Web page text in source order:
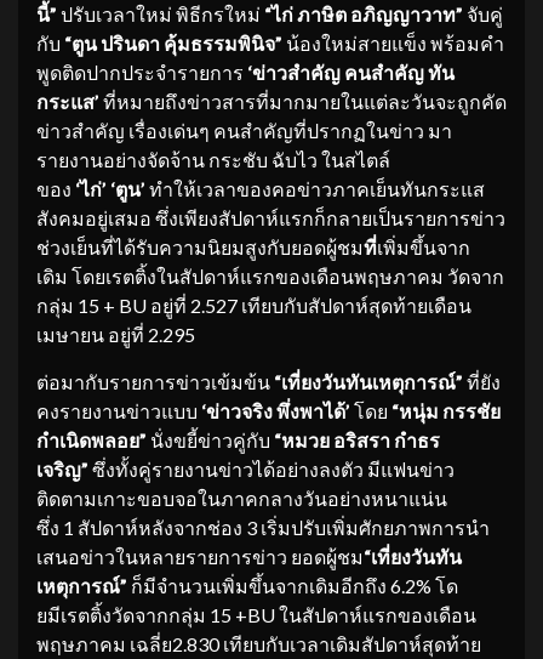
นี้” ปรับเวลาใหม่ พิธีกรใหม่ “ไก่ ภาษิต อภิญญาวาท” จับคู่
กับ “ตูน ปรินดา คุ้มธรรมพินิจ” น้องใหม่สายแข็ง พร้อมคำ
พูดติดปากประจำรายการ ‘ข่าวสำคัญ คนสำคัญ ทัน
กระแส’ ที่หมายถึงข่าวสารที่มากมายในแต่ละวันจะถูกคัด
ข่าวสำคัญ เรื่องเด่นๆ คนสำคัญที่ปรากฏในข่าว มา
รายงานอย่างจัดจ้าน กระชับ ฉับไว ในสไตล์
ของ ‘ไก่’ ‘ตูน’ ทำให้เวลาของคอข่าวภาคเย็นทันกระแส
สังคมอยู่เสมอ ซึ่งเพียงสัปดาห์แรกก็กลายเป็นรายการข่าว
ช่วงเย็นที่ได้รับความนิยมสูงกับยอดผู้ชมที่เพิ่มขึ้นจาก
เดิม โดยเรตติ้งในสัปดาห์แรกของเดือนพฤษภาคม วัดจาก
กลุ่ม 15 + BU อยู่ที่ 2.527 เทียบกับสัปดาห์สุดท้ายเดือน
เมษายน อยู่ที่ 2.295
ต่อมากับรายการข่าวเข้มข้น “เที่ยงวันทันเหตุการณ์” ที่ยัง
คงรายงานข่าวแบบ ‘ข่าวจริง พึ่งพาได้’ โดย “หนุ่ม กรรชัย
กำเนิดพลอย” นั่งขยี้ข่าวคู่กับ “หมวย อริสรา กำธร
เจริญ” ซึ่งทั้งคู่รายงานข่าวได้อย่างลงตัว มีแฟนข่าว
ติดตามเกาะขอบจอในภาคกลางวันอย่างหนาแน่น
ซึ่ง 1 สัปดาห์หลังจากช่อง 3 เริ่มปรับเพิ่มศักยภาพการนำ
เสนอข่าวในหลายรายการข่าว ยอดผู้ชม“เที่ยงวันทัน
เหตุการณ์” ก็มีจำนวนเพิ่มขึ้นจากเดิมอีกถึง 6.2% โด
ยมีเรตติ้งวัดจากกลุ่ม 15 +BU ในสัปดาห์แรกของเดือน
พฤษภาคม เฉลี่ย2.830 เทียบกับเวลาเดิมสัปดาห์สุดท้าย